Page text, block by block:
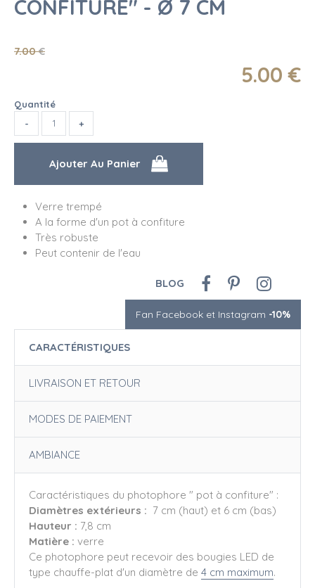
CONFITURE" - Ø 7 CM
7.00 €
5.00 €
Quantité
Verre trempé
A la forme d'un pot à confiture
Très robuste
Peut contenir de l'eau
BLOG
Fan Facebook et Instagram -10%
CARACTÉRISTIQUES
LIVRAISON ET RETOUR
MODES DE PAIEMENT
AMBIANCE
Caractéristiques du photophore " pot à confiture" :
Diamètres extérieurs : 7 cm (haut) et 6 cm (bas)
Hauteur : 7,8 cm
Matière : verre
Ce photophore peut recevoir des bougies LED de
type chauffe-plat d'un diamètre de 4 cm maximum.